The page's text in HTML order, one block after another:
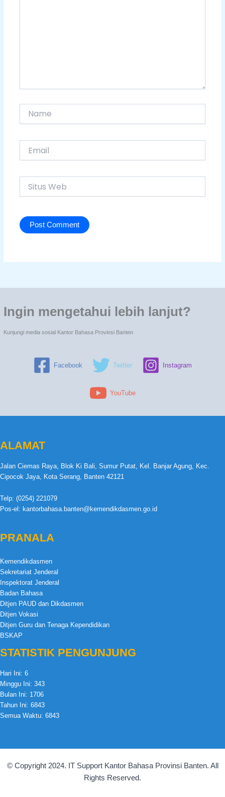
Web
Ingin mengetahui lebih lanjut?
Kunjungi media sosial Kantor Bahasa Provinsi Banten
Facebook Twitter Instagram
YouTube
ALAMAT
Jalan Ciemas Raya, Blok Ki Bali, Sumur Putat, Kel. Banjar Agung, Kec.
Cipocok Jaya, Kota Serang, Banten 42121
Telp: (0254) 221079
Pos-el: kantorbahasa.banten@kemendikdasmen.go.id
PRANALA
Kemendikdasmen
Sekretariat Jenderal
Inspektorat Jenderal
Badan Bahasa
Ditjen PAUD dan Dikdasmen
Ditjen Vokasi
Ditjen Guru dan Tenaga Kependidikan
BSKAP
STATISTIK PENGUNJUNG
Hari Ini: 6
Minggu Ini: 343
Bulan Ini: 1706
Tahun Ini: 6843
Semua Waktu: 6843
© Copyright 2024. IT Support Kantor Bahasa Provinsi Banten. All
Rights Reserved.